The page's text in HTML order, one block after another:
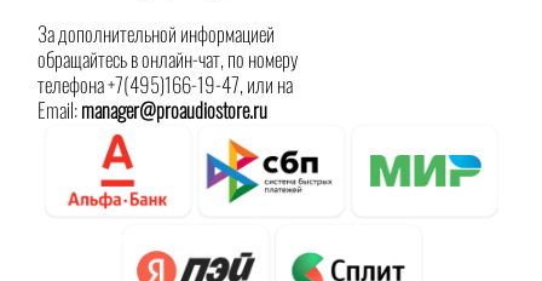
За дополнительной информацией
обращайтесь в онлайн-чат, по номеру
телефона +7(495)166-19-47, или на
Email:manager@proaudiostore.ru